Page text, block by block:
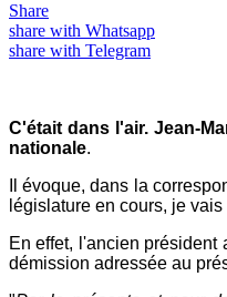
Share
share with Whatsapp
share with Telegram
C'était dans l'air. Jean-
nationale.
Il évoque, dans la
législature en cours, je
En effet, l'ancien
démission adressée au